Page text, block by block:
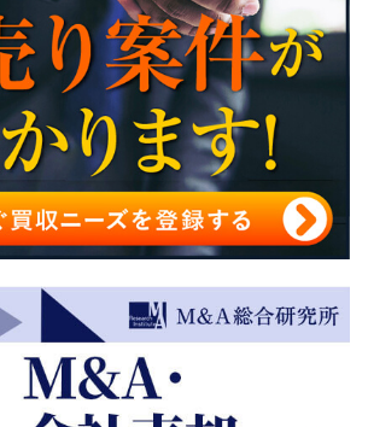
（経営統合）
で重要なポイントとは？
の注意点
に関する相談先
買い手）・売却（売り手）におけるM&A
まとめ